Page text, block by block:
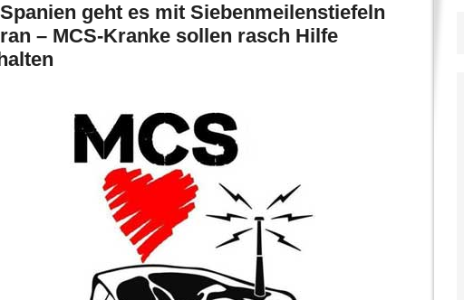
geht es mit Siebenmeilenstiefeln
– MCS-Kranke sollen rasch Hilfe